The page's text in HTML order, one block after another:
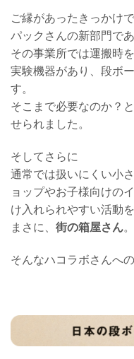
ご縁があったきっかけ
パックさんの新部門で
その事業所では運搬時
実験機器があり、段ボ
す。
そこまで必要なのか？
せられました。
そしてさらに
通常では扱いにくい小
ョップやお子様向けの
け入れられやすい活動
まさに、 街の箱屋さん。
そんなハコラボさんへ